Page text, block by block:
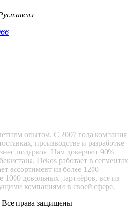
опытом. С 2007 года компания
производстве и разработке
подарков. Нам доверяют 90%
Dekos работает в сегментах
ассортимент из более 1200
1000 довольных партнёров, все из
компаниями в своей сфере.
Все права защищены